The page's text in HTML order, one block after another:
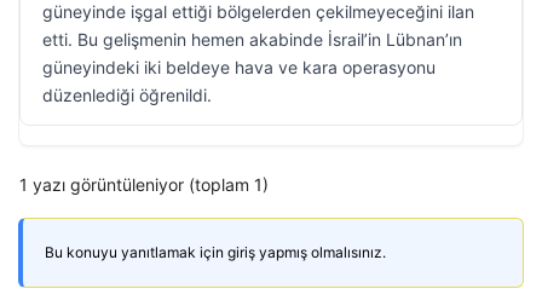
güneyinde işgal ettiği bölgelerden çekilmeyeceğini ilan
etti. Bu gelişmenin hemen akabinde İsrail’in Lübnan’ın
güneyindeki iki beldeye hava ve kara operasyonu
düzenlediği öğrenildi.
1 yazı görüntüleniyor (toplam 1)
Bu konuyu yanıtlamak için giriş yapmış olmalısınız.